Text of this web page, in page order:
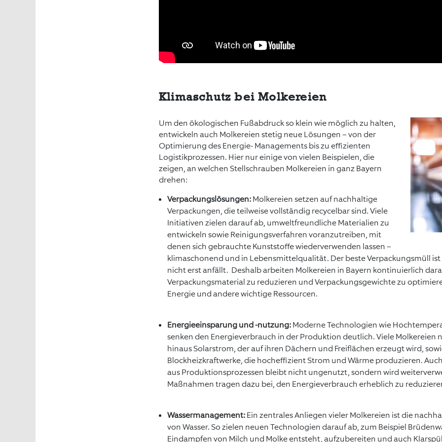
Klimaschutz bei Molkereien
Um den ökologischen Fußabdruck so klein wie möglich zu halten,
entwickeln auch Molkereien stetig neue Lösungen – von der
Optimierung des Energie- Managements bis zu effizienten
Logistikprozessen. Hier nur einige von vielen Beispielen, die
zeigen, an welchen Stellschrauben Molkereien in ganz Bayern
drehen:
Verpackungslösungen:Molkereien setzen auf nachhaltige
Verpackungen, die teilweise vollständig recycelbar sind. Viele
Initiativen zielen darauf ab, umweltfreundliche Materialien zu
entwickeln sowie Reinigungsverfahren voranzutreiben, mit
denen sich gebrauchte Kunststoffe wiederverwenden lassen –
klimaschonend und in Lebensmittelqualität. Der beste Verpackungsmüll ist
nicht erst anfällt. Deshalb arbeiten Molkereien in Bayern kontinuierlich
Verpackungsmaterial zu reduzieren und Verpackungsgewichte zu
Energie und andere wichtige Ressourcen.
Energieeinsparung und -nutzung:Moderne Technologien wie
senken den Energieverbrauch in der Produktion deutlich. Viele Molkereien
hinaus Solarstrom, der auf ihren Dächern und Freiflächen erzeugt wird,
Blockheizkraftwerke, die hocheffizient Strom und Wärme produzieren.
aus Produktionsprozessen bleibt nicht ungenutzt, sondern wird
Maßnahmen tragen dazu bei, den Energieverbrauch erheblich zu
Wassermanagement:Ein zentrales Anliegen vieler Molkereien ist die
von Wasser. So zielen neuen Technologien darauf ab, zum Beispiel
Eindampfen von Milch und Molke entsteht, aufzubereiten und auch